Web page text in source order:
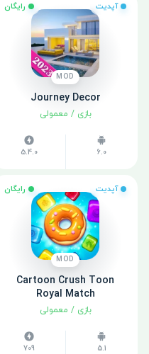
آپدیت رایگان
MOD
Journey Decor
بازی / معمولی
6.0
5.4.0
آپدیت رایگان
MOD
Cartoon Crush Toon
Royal Match
بازی / معمولی
5.1
709